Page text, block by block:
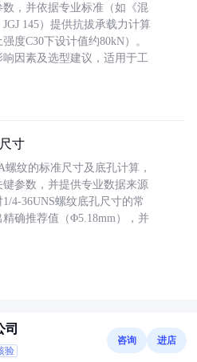
，并依据专业标准（如《混
145）提供抗拔承载力计算
度C30下设计值约80kN）。
因素及选型建议，适用于工
寸
纹的标准尺寸及底孔计算，
参数，并提供专业数据来源
4-36UNS螺纹底孔尺寸的常
确推荐值（Φ5.18mm），并
司
验
咨询 进店